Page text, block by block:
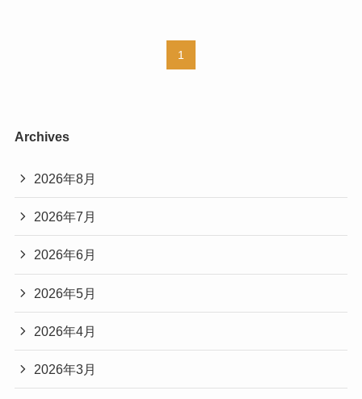
1
Archives
2026年8月
2026年7月
2026年6月
2026年5月
2026年4月
2026年3月